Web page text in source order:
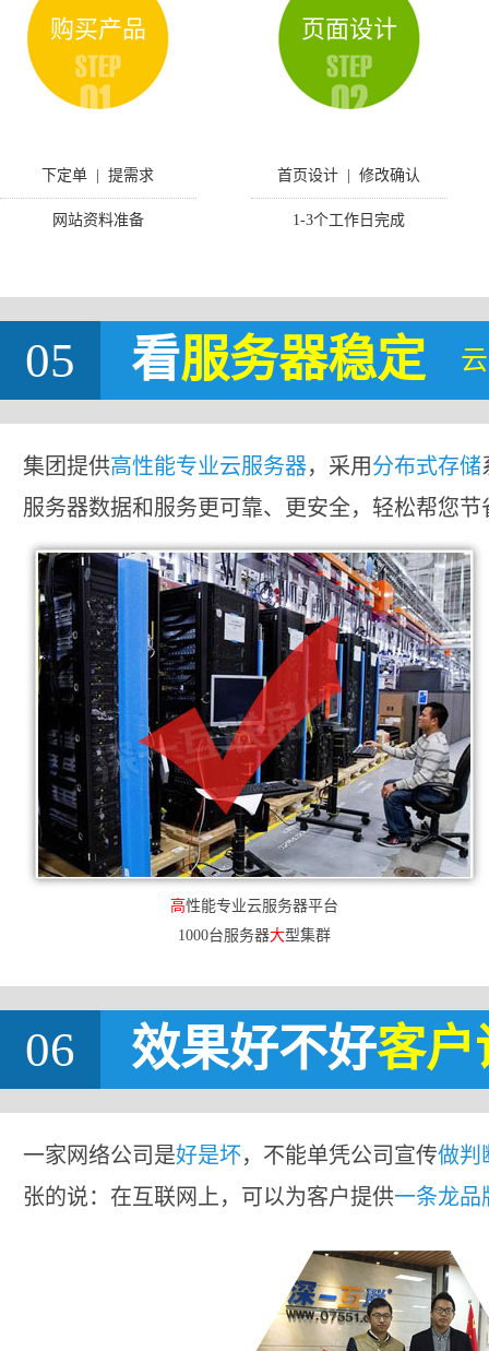
购买产品
下定单 | 提需求
网站资料准备
页面设计
首页设计 | 修改确认
1-3个工作日完成
05 看服务器稳定
集团提供高性能专业云服务器，采用分布式存储
服务器数据和服务更可靠、更安全，轻松帮您节
高性能专业云服务器平台
1000台服务器大型集群
06 效果好不好客户
一家网络公司是好是坏，不能单凭公司宣传做判
张的说：在互联网上，可以为客户提供一条龙品